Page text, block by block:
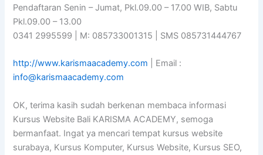
Pendaftaran Senin – Jumat, Pkl.09.00 – 17.00 WIB, Sabtu
Pkl.09.00 – 13.00
0341 2995599 | M: 085733001315 | SMS 085731444767
http://www.karismaacademy.com | Email :
info@karismaacademy.com
OK, terima kasih sudah berkenan membaca informasi
Kursus Website Bali KARISMA ACADEMY, semoga
bermanfaat. Ingat ya mencari tempat kursus website
surabaya, Kursus Komputer, Kursus Website, Kursus SEO,